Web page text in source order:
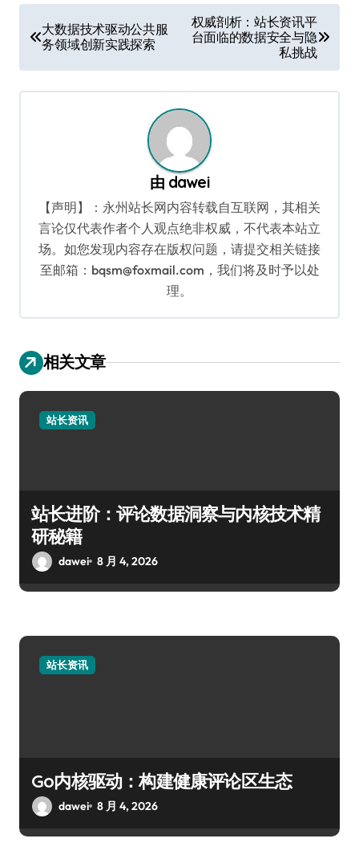
章
导
航
大数据技术驱动公共服
务领域创新实践探索
权威剖析：站长资讯平
台面临的数据安全与隐
私挑战
由 dawei
【声明】：永州站长网内容转载自互联网，其相关
言论仅代表作者个人观点绝非权威，不代表本站立
场。如您发现内容存在版权问题，请提交相关链接
至邮箱：bqsm@foxmail.com，我们将及时予以处
理。
相关文章
站长资讯
站长进阶：评论数据洞察与内核技术精
研秘籍
dawei 8 月 4, 2026
站长资讯
Go内核驱动：构建健康评论区生态
dawei 8 月 4, 2026